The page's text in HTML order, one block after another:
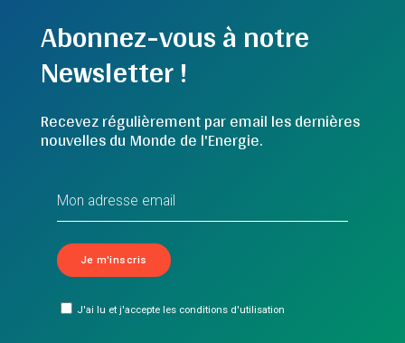
Abonnez-vous à notre
Newsletter !
Recevez régulièrement par email les dernières
nouvelles du Monde de l'Energie.
J'ai lu et j'accepte les conditions d'utilisation